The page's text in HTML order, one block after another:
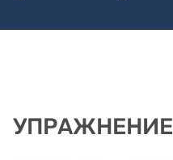
УПРАЖНЕНИЕ